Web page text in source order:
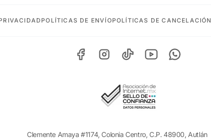
POLÍTICAS DE ENVÍOPOLÍTICAS DE CANCELACIÓN
Clemente Amaya #1174, Colonia Centro, C.P. 48900, Autlán